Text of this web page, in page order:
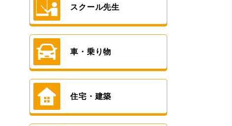
スクール先生
車・乗り物
住宅・建築